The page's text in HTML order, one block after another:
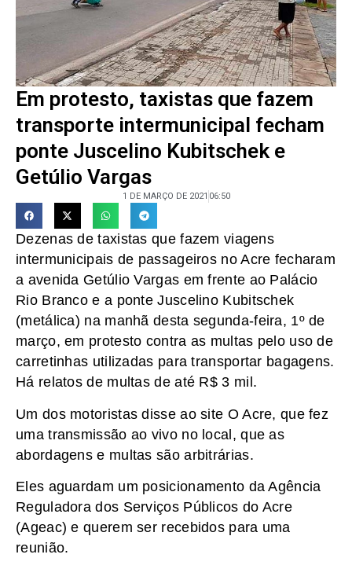
Em protesto, taxistas que fazem
transporte intermunicipal fecham
ponte Juscelino Kubitschek e
Getúlio Vargas
1 DE MARÇO DE 2021 06:50
Dezenas de taxistas que fazem viagens
intermunicipais de passageiros no Acre fecharam
a avenida Getúlio Vargas em frente ao Palácio
Rio Branco e a ponte Juscelino Kubitschek
(metálica) na manhã desta segunda-feira, 1º de
março, em protesto contra as multas pelo uso de
carretinhas utilizadas para transportar bagagens.
Há relatos de multas de até R$ 3 mil.
Um dos motoristas disse ao site O Acre, que fez
uma transmissão ao vivo no local, que as
abordagens e multas são arbitrárias.
Eles aguardam um posicionamento da Agência
Reguladora dos Serviços Públicos do Acre
(Ageac) e querem ser recebidos para uma
reunião.